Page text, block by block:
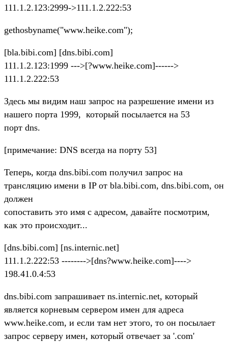
111.1.2.123:2999->111.1.2.222:53
gethosbyname("www.heike.com");
[bla.bibi.com] [dns.bibi.com]
111.1.2.123:1999 --->[?www.heike.com]------>
111.1.2.222:53
Здесь мы видим наш запрос на разрешение имени из
нашего порта 1999, который посылается на 53
порт dns.
[примечание: DNS всегда на порту 53]
Теперь, когда dns.bibi.com получил запрос на
трансляцию имени в IP от bla.bibi.com, dns.bibi.com, он
должен
сопоставить это имя с адресом, давайте посмотрим,
как это происходит...
[dns.bibi.com] [ns.internic.net]
111.1.2.222:53 -------->[dns?www.heike.com]---->
198.41.0.4:53
dns.bibi.com запрашивает ns.internic.net, который
является корневым сервером имен для адреса
www.heike.com, и если там нет этого, то он посылает
запрос серверу имен, который отвечает за '.com'